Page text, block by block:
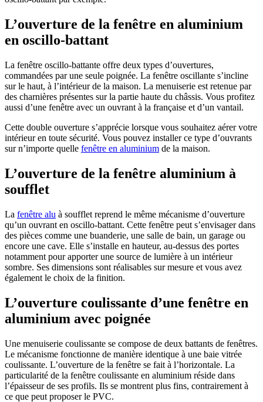
L’ouverture de la fenêtre en aluminium
en oscillo-battant
La fenêtre oscillo-battante offre deux types d’ouvertures,
commandées par une seule poignée. La fenêtre oscillante s’incline
sur le haut, à l’intérieur de la maison. La menuiserie est retenue par
des charnières présentes sur la partie haute du châssis. Vous profitez
aussi d’une fenêtre avec un ouvrant à la française et d’un vantail.
Cette double ouverture s’apprécie lorsque vous souhaitez aérer votre
intérieur en toute sécurité. Vous pouvez installer ce type d’ouvrants
sur n’importe quelle fenêtre en aluminium de la maison.
L’ouverture de la fenêtre aluminium à
soufflet
La fenêtre alu à soufflet reprend le même mécanisme d’ouverture
qu’un ouvrant en oscillo-battant. Cette fenêtre peut s’envisager dans
des pièces comme une buanderie, une salle de bain, un garage ou
encore une cave. Elle s’installe en hauteur, au-dessus des portes
notamment pour apporter une source de lumière à un intérieur
sombre. Ses dimensions sont réalisables sur mesure et vous avez
également le choix de la finition.
L’ouverture coulissante d’une fenêtre en
aluminium avec poignée
Une menuiserie coulissante se compose de deux battants de fenêtres.
Le mécanisme fonctionne de manière identique à une baie vitrée
coulissante. L’ouverture de la fenêtre se fait à l’horizontale. La
particularité de la fenêtre coulissante en aluminium réside dans
l’épaisseur de ses profils. Ils se montrent plus fins, contrairement à
ce que peut proposer le PVC.